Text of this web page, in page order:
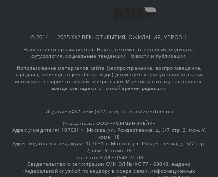
© 2014 — 2025 XX2 ВЕК. ОТКРЫТИЯ, ОЖИДАНИЯ, УГРОЗЫ.
Научно-популярный портал. Наука, техника, технологии, медицина,
футурология, социальные тенденции. Новости и публикации.
Использование материалов сайта (распространение, воспроизведение,
передача, перевод, переработка и др.) допускается при условии указания
источника в форме активной гиперссылки. Мнения и взгляды авторов не
всегда совпадают с точкой зрения редакции.
Издание «XX2 век» («22 век», https://22century.ru)
Учредитель: OOO «КОММУНИКЕЙК»
Адрес учредителя: 107031 г. Москва, ул. Рождественка, д. 5/7 стр. 2, пом. V,
комн. 18
Адрес издателя и редакции: 107031 г. Москва, ул. Рождественка, д. 5/7 стр.
2, пом. V, комн. 18
Телефон: +7(977)948-21-08
Свидетельство о регистрации СМИ ЭЛ № ФС 77 - 68048, выдано
Федеральной службой по надзору в сфере связи, информационных